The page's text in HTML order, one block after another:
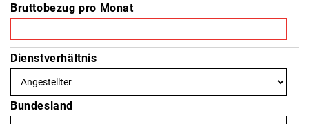
Bruttobezug pro Monat
Dienstverhältnis
Bundesland